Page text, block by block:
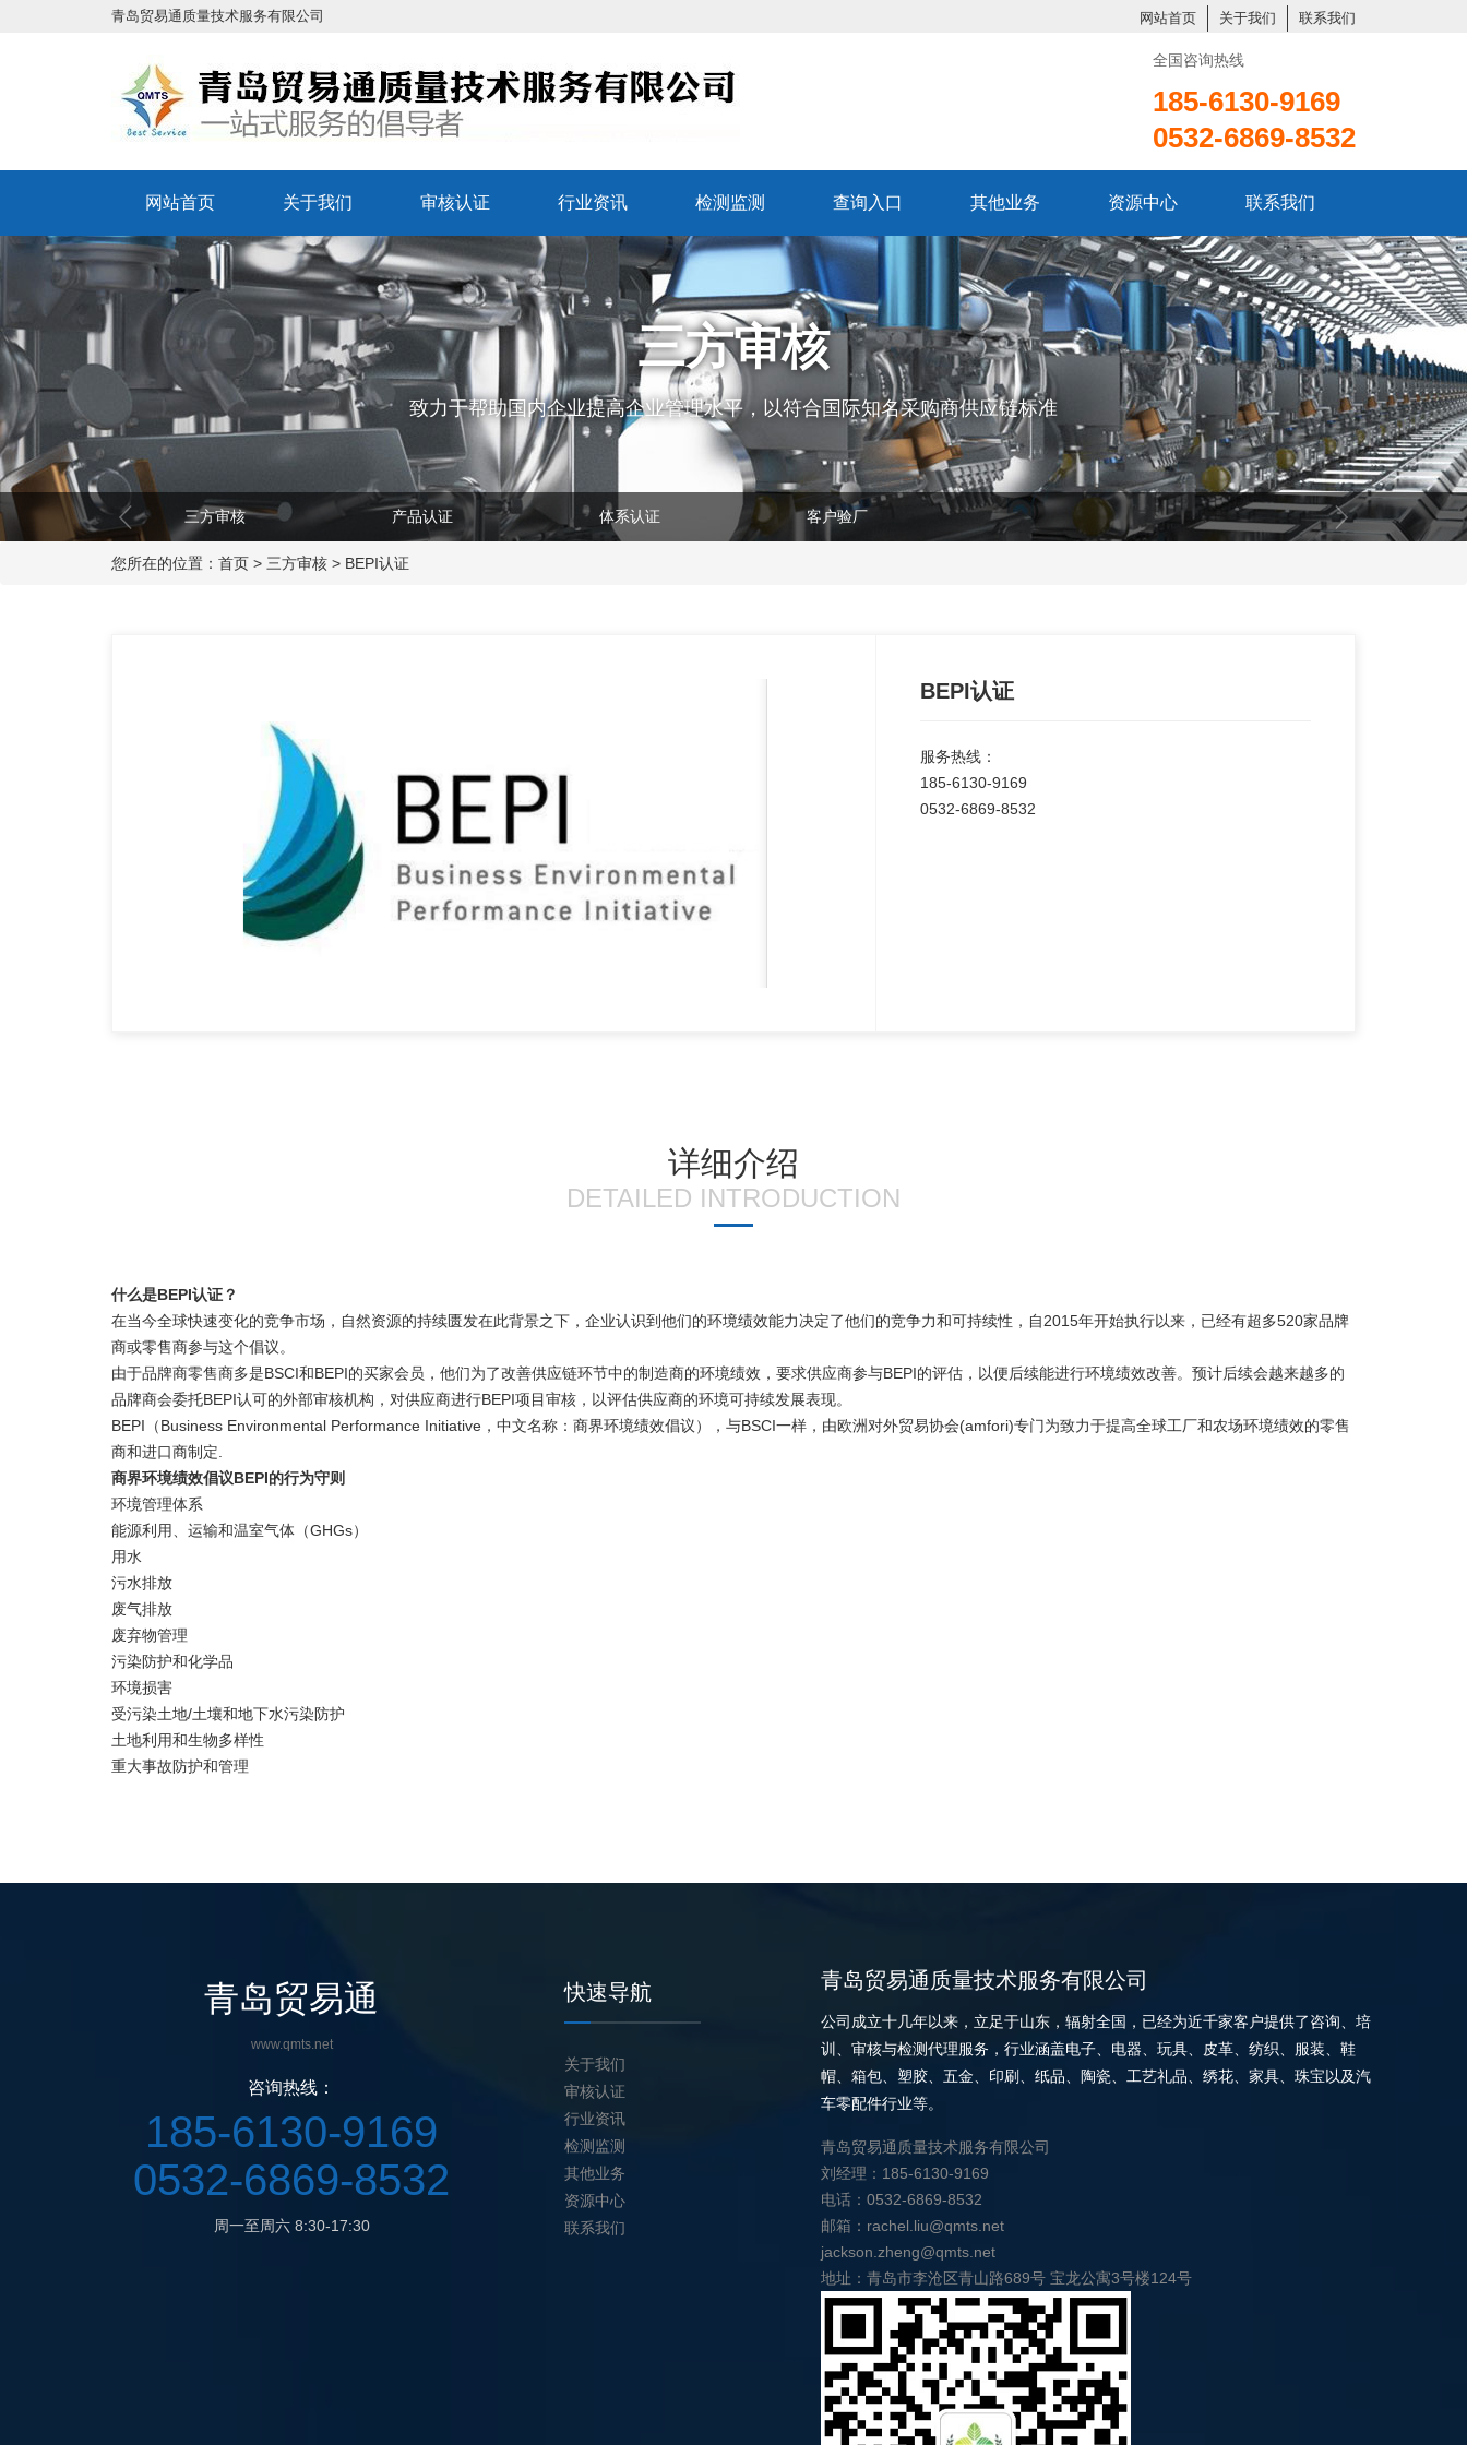
青岛贸易通质量技术服务有限公司 网站首页 关于我们 联系我们
全国咨询热线
185-6130-9169
0532-6869-8532
网站首页 关于我们 审核认证 行业资讯 检测监测 查询入口 其他业务 资源中心 联系我们
三方审核
致力于帮助国内企业提高企业管理水平，以符合国际知名采购商供应链标准
三方审核 产品认证 体系认证 客户验厂
您所在的位置： 首页 > 三方审核 > BEPI认证
BEPI认证
服务热线：
185-6130-9169
0532-6869-8532
详细介绍
DETAILED INTRODUCTION
什么是BEPI认证？
在当今全球快速变化的竞争市场，自然资源的持续匮发在此背景之下，企业认识到他们的环境绩效能力决定了他们的竞争力和可持续性，自2015年开始执行以来，已经有超多520家品牌
商或零售商参与这个倡议。
由于品牌商零售商多是BSCI和BEPI的买家会员，他们为了改善供应链环节中的制造商的环境绩效，要求供应商参与BEPI的评估，以便后续能进行环境绩效改善。预计后续会越来越多的
品牌商会委托BEPI认可的外部审核机构，对供应商进行BEPI项目审核，以评估供应商的环境可持续发展表现。
BEPI（Business Environmental Performance Initiative，中文名称：商界环境绩效倡议），与BSCI一样，由欧洲对外贸易协会(amfori)专门为致力于提高全球工厂和农场环境绩效的零售
商和进口商制定.
商界环境绩效倡议BEPI的行为守则
环境管理体系
能源利用、运输和温室气体（GHGs）
用水
污水排放
废气排放
废弃物管理
污染防护和化学品
环境损害
受污染土地/土壤和地下水污染防护
土地利用和生物多样性
重大事故防护和管理
青岛贸易通
www.qmts.net
咨询热线：
185-6130-9169
0532-6869-8532
周一至周六 8:30-17:30
快速导航
关于我们
审核认证
行业资讯
检测监测
其他业务
资源中心
联系我们
青岛贸易通质量技术服务有限公司
公司成立十几年以来，立足于山东，辐射全国，已经为近千家客户提供了咨询、培
训、审核与检测代理服务，行业涵盖电子、电器、玩具、皮革、纺织、服装、鞋
帽、箱包、塑胶、五金、印刷、纸品、陶瓷、工艺礼品、绣花、家具、珠宝以及汽
车零配件行业等。
青岛贸易通质量技术服务有限公司
刘经理：185-6130-9169
电话：0532-6869-8532
邮箱：rachel.liu@qmts.net
jackson.zheng@qmts.net
地址：青岛市李沧区青山路689号 宝龙公寓3号楼124号